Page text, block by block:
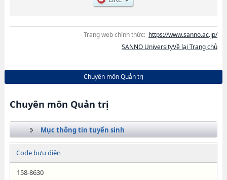
Trang web chính thức: https://www.sanno.ac.jp/
SANNO UniversityVề lại Trang chủ
Chuyên môn Quản trị
Chuyên môn Quản trị
Mục thông tin tuyển sinh
Code bưu điện
158-8630